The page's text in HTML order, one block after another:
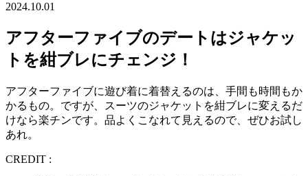
2024.10.01
アフターファイブのデートはジャケッ
トを紺ブレにチェンジ！
アフターファイブに遊び着に着替えるのは、手間も時間もか
かるもの。ですが、スーツのジャケットを紺ブレに変えるだ
けなら楽チンです。品よくこなれて見えるので、ぜひお試し
あれ。
CREDIT :